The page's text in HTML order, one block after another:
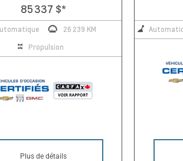
85 337 $*
26 239 KM
Propulsion
Plus de détails